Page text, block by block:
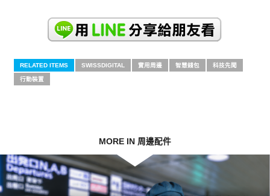
RELATED ITEMS SWISSDIGITAL 實用周邊 智慧錢包 科技先聞
行動裝置
MORE IN 周邊配件